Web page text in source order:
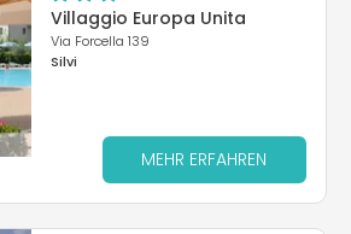
Villaggio Europa Unita
Via Forcella 139
Silvi
MEHR ERFAHREN